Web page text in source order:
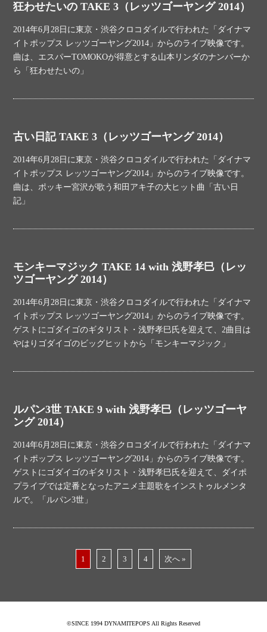
狂わせたいの TAKE 3（レッツゴーヤング 2014）
2014年6月28日に東京・渋谷クロコダイルで行われた「ダイナマ
イトポップス レッツゴーヤング2014」からのライブ映像です。
曲は、エスパーTOMOKOが得意とする山本リンダのナンバーか
ら「狂わせたいの」
古い日記 TAKE 3（レッツゴーヤング 2014）
2014年6月28日に東京・渋谷クロコダイルで行われた「ダイナマ
イトポップス レッツゴーヤング2014」からのライブ映像です。
曲は、ポッキー宮沢が歌う和田アキ子の大ヒット曲「古い日
記」
モンキーマジック TAKE 14 with 浅野孝巳（レッ
ツゴーヤング 2014）
2014年6月28日に東京・渋谷クロコダイルで行われた「ダイナマ
イトポップス レッツゴーヤング2014」からのライブ映像です。
ゲストにゴダイゴのギタリスト・浅野孝巳氏を迎えて、2曲目は
やはりゴダイゴのビッグヒットから「モンキーマジック」
ルパン3世 TAKE 9 with 浅野孝巳（レッツゴーヤ
ング 2014）
2014年6月28日に東京・渋谷クロコダイルで行われた「ダイナマ
イトポップス レッツゴーヤング2014」からのライブ映像です。
ゲストにゴダイゴのギタリスト・浅野孝巳氏を迎えて、ダイポ
プライブでは定番となったアニメ主題歌をインストゥルメンタ
ルで。「ルパン3世」
1 2 3 4 次へ »
©SINCE 1994 DYNAMITEPOPS All Rights Reserved